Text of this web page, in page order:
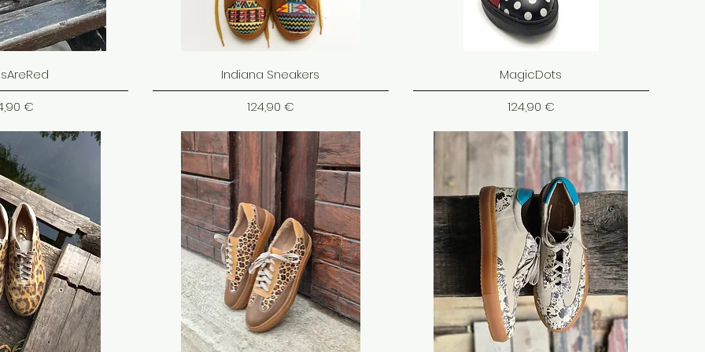
€
Indiana Sneakers
Cena
124,90 €
MagicDots
Cena
124,90 €